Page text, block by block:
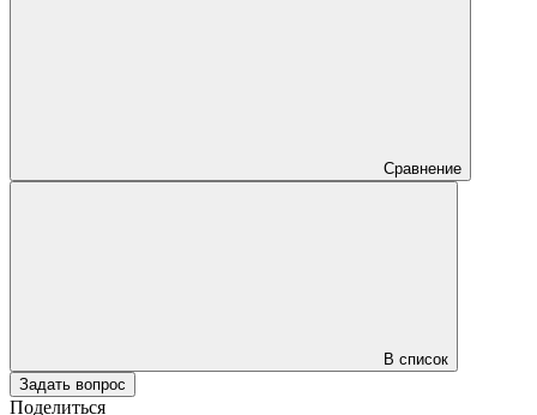
Сравнение
В список
Задать вопрос
Поделиться